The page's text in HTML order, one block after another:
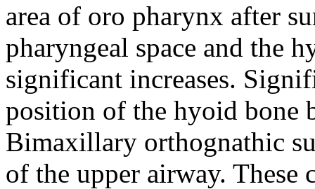
area of oro pharynx after
pharyngeal space and the
significant increases.
position of the hyoid bone
Bimaxillary orthognathic
of the upper airway. These